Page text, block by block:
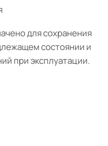
для сохранения
состоянии и
при эксплуатации.